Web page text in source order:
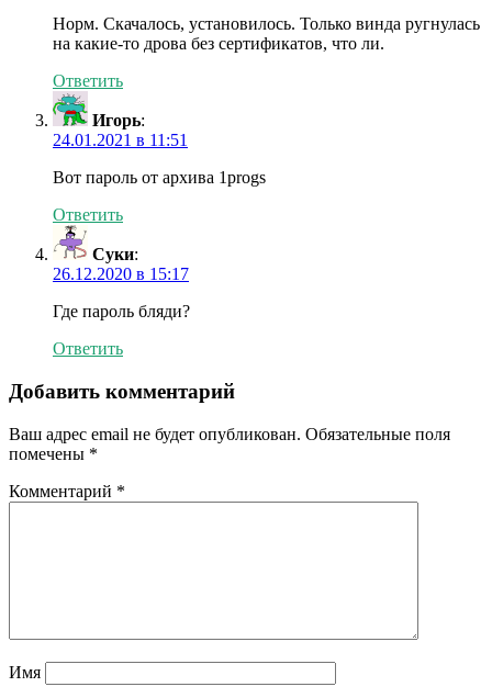
Норм. Скачалось, установилось. Только винда ругнулась
на какие-то дрова без сертификатов, что ли.
Ответить
Игорь:
24.01.2021 в 11:51
Вот пароль от архива 1progs
Ответить
Суки:
26.12.2020 в 15:17
Где пароль бляди?
Ответить
Добавить комментарий
Ваш адрес email не будет опубликован. Обязательные поля
помечены *
Комментарий *
Имя